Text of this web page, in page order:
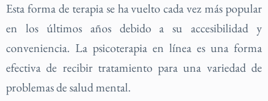
Esta forma de terapia se ha vuelto cada vez más popular
en los últimos años debido a su accesibilidad y
conveniencia. La psicoterapia en línea es una forma
efectiva de recibir tratamiento para una variedad de
problemas de salud mental.